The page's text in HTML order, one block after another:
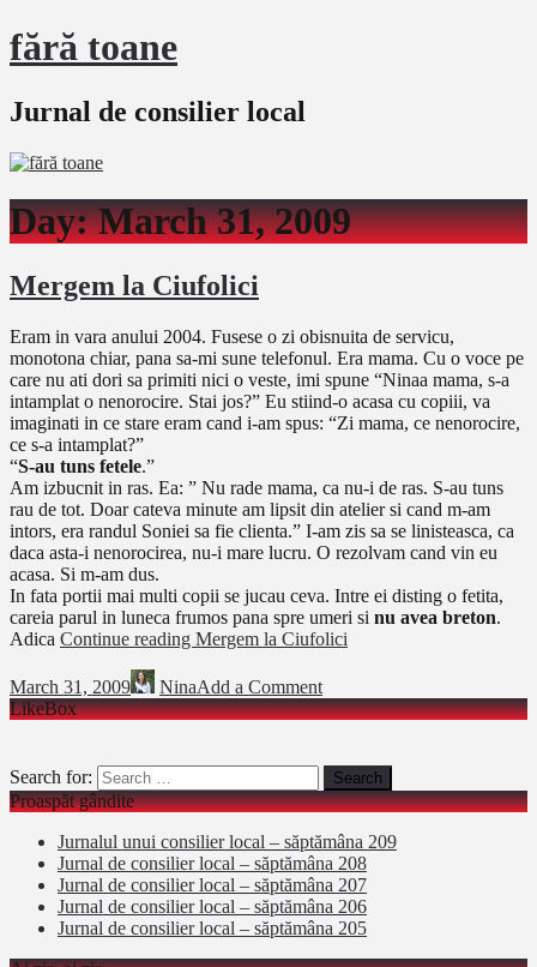
fără toane
Jurnal de consilier local
Day:March 31, 2009
Mergem la Ciufolici
Eram in vara anului 2004. Fusese o zi obisnuita de servicu,
monotona chiar, pana sa-mi sune telefonul. Era mama. Cu o voce pe
care nu ati dori sa primiti nici o veste, imi spune “Ninaa mama, s-a
intamplat o nenorocire. Stai jos?” Eu stiind-o acasa cu copiii, va
imaginati in ce stare eram cand i-am spus: “Zi mama, ce nenorocire,
ce s-a intamplat?”
“S-au tuns fetele.”
Am izbucnit in ras. Ea: ” Nu rade mama, ca nu-i de ras. S-au tuns
rau de tot. Doar cateva minute am lipsit din atelier si cand m-am
intors, era randul Soniei sa fie clienta.” I-am zis sa se linisteasca, ca
daca asta-i nenorocirea, nu-i mare lucru. O rezolvam cand vin eu
acasa. Si m-am dus.
In fata portii mai multi copii se jucau ceva. Intre ei disting o fetita,
careia parul in luneca frumos pana spre umeri si nu avea breton.
Adica Continue reading Mergem la Ciufolici
March 31, 2009 NinaAdd a Comment
LikeBox
Search for:
Proaspăt gândite
Jurnalul unui consilier local – săptămâna 209
Jurnal de consilier local – săptămâna 208
Jurnal de consilier local – săptămâna 207
Jurnal de consilier local – săptămâna 206
Jurnal de consilier local – săptămâna 205